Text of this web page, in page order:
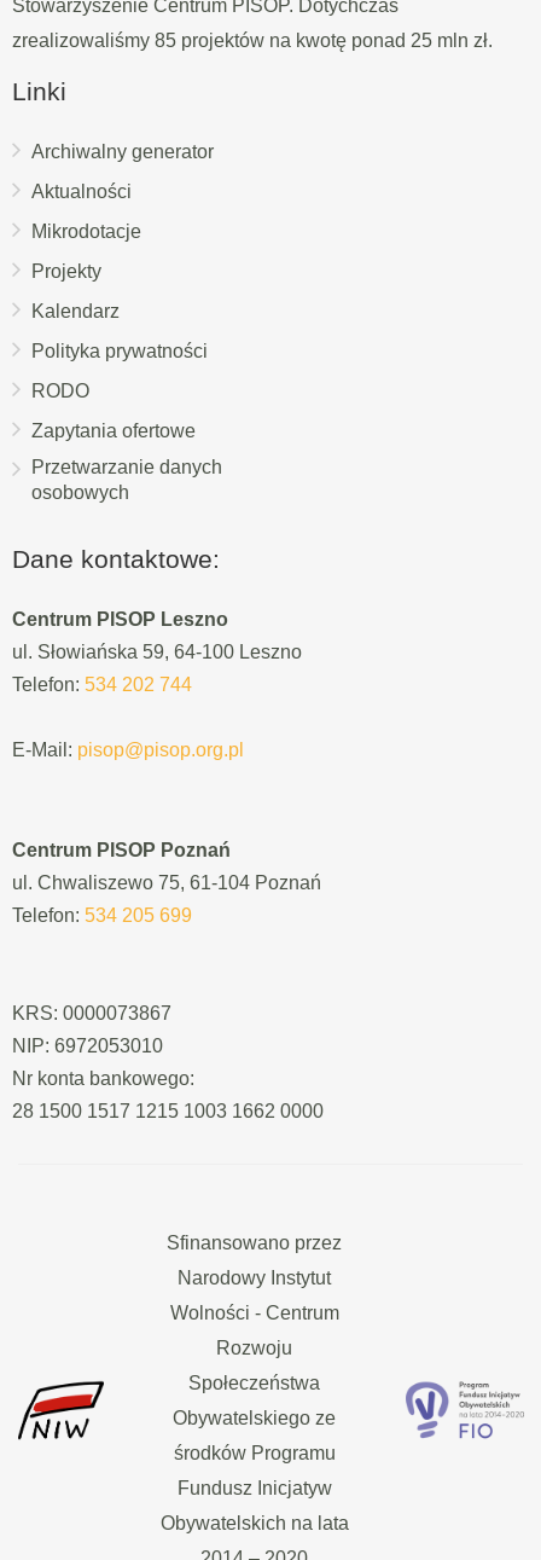
Stowarzyszenie Centrum PISOP. Dotychczas
zrealizowaliśmy 85 projektów na kwotę ponad 25 mln zł.
Linki
Archiwalny generator
Aktualności
Mikrodotacje
Projekty
Kalendarz
Polityka prywatności
RODO
Zapytania ofertowe
Przetwarzanie danych
osobowych
Dane kontaktowe:
Centrum PISOP Leszno
ul. Słowiańska 59, 64-100 Leszno
Telefon: 534 202 744
E-Mail: pisop@pisop.org.pl
Centrum PISOP Poznań
ul. Chwaliszewo 75, 61-104 Poznań
Telefon: 534 205 699
KRS: 0000073867
NIP: 6972053010
Nr konta bankowego:
28 1500 1517 1215 1003 1662 0000
Sfinansowano przez
Narodowy Instytut
Wolności - Centrum
Rozwoju
Społeczeństwa
Obywatelskiego ze
środków Programu
Fundusz Inicjatyw
Obywatelskich na lata